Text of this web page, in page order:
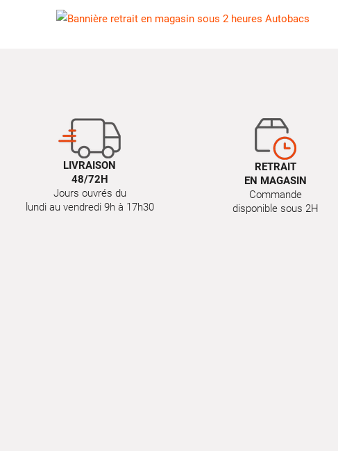
LIVRAISON
48/72H
Jours ouvrés du
lundi au vendredi 9h à 17h30
RETRAIT
EN MAGASIN
Commande
disponible sous 2H